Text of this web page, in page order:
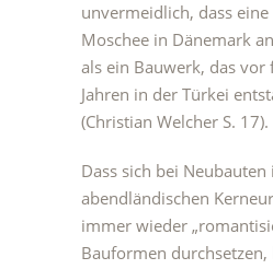
unvermeidlich, dass eine
Moschee in Dänemark
als ein Bauwerk, das
Jahren in der Türkei
(Christian Welcher S. 17).
Dass sich bei Neubauten
abendländischen
immer wieder
Bauformen